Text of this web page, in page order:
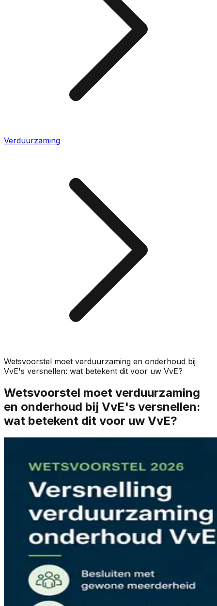
Verduurzaming
Wetsvoorstel moet verduurzaming en onderhoud bij
VvE's versnellen: wat betekent dit voor uw VvE?
Wetsvoorstel moet verduurzaming
en onderhoud bij VvE's versnellen:
wat betekent dit voor uw VvE?